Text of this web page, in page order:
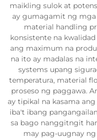
maikling sulok at
ay gumagamit ng
material handling
konsistente na
ang maximum na
na ito ay madalas na
systems upang
temperatura, material
proseso ng paggawa.
ay tipikal na kasama
iba't ibang
sa bago nanggitngit
may pag-uugnay